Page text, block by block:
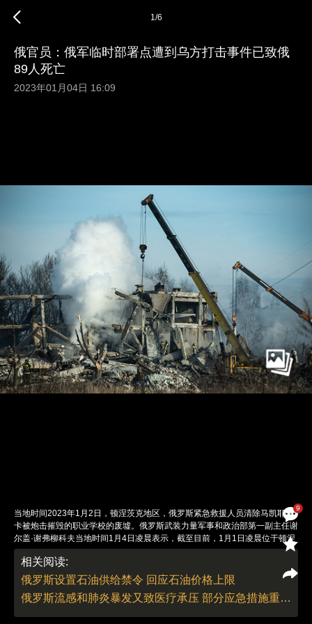
9
1/6
俄官员：俄军临时部署点遭到乌方打击事件已致俄
89人死亡
2023年01月04日 16:09
当地时间2023年1月2日，顿涅茨克地区，俄罗斯紧急救援人员清除马凯耶夫
卡被炮击摧毁的职业学校的废墟。俄罗斯武装力量军事和政治部第一副主任谢
尔盖·谢弗柳科夫当地时间1月4日凌晨表示，截至目前，1月1日凌晨位于顿涅
茨克地区马克耶夫卡居民点区域内的俄军临时部署点遭到乌方打击事件，造成
的死亡人数已上升至89人。图：视觉中国
责任编辑：曹艳 | 版面编辑：曹艳
相关阅读:
俄罗斯设置石油供给禁令 回应石油价格上限
俄罗斯流感和肺炎暴发又致医疗承压 部分应急措施重启但排除再用行程码